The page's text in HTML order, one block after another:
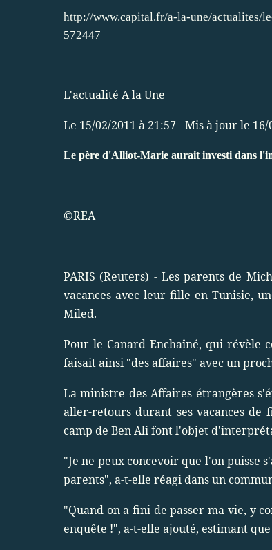
http://www.capital.fr/a-la-une/actualites/
572447
L'actualité A la Une
Le 15/02/2011 à 21:57 - Mis à jour le 16/
Le père d'Alliot-Marie aurait investi dans
©REA
PARIS (Reuters) - Les parents de
vacances avec leur fille en Tunisie,
Miled.
Pour le Canard Enchaîné, qui révèle
faisait ainsi "des affaires" avec un
La ministre des Affaires étrangères
aller-retours durant ses vacances
camp de Ben Ali font l'objet
"Je ne peux concevoir que l'on puisse
parents", a-t-elle réagi dans un
"Quand on a fini de passer ma vie, y
enquête !", a-t-elle ajouté, estimant